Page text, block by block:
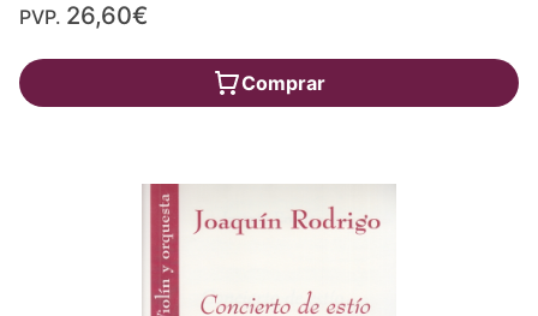
PVP. 26,60€
Comprar